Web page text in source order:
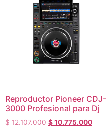
Reproductor Pioneer CDJ-
3000 Profesional para Dj
$12.107.000 $10.775.000